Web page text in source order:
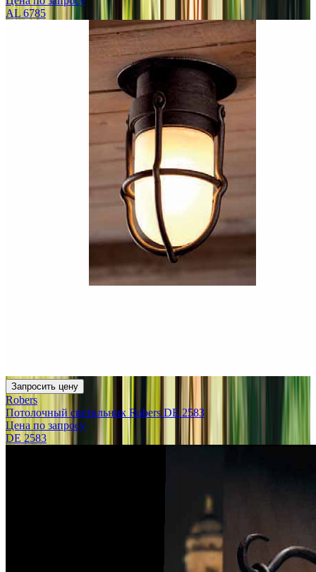
AL 6785
Запросить цену
Robers
Потолочный светильник Robers DE 2583
Цена по запросу
DE 2583